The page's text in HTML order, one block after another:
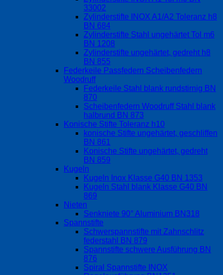
33002
Zylinderstifte INOX A1/A2 Toleranz h8
BN 684
Zylinderstifte Stahl ungehärtet Tol m6
BN 1208
Zylinderstifte ungehärtet, gedreht h8
BN 855
Federkeile Passfedern Scheibenfedern
Woodruff
Federkeile Stahl blank rundstirnig BN
870
Scheibenfedern Woodruff Stahl blank
halbrund BN 873
Konische Stifte Toleranz h10
konische Stifte ungehärtet, geschliffen
BN 861
Konische Stifte ungehärtet, gedreht
BN 859
Kugeln
Kugeln Inox Klasse G40 BN 1353
Kugeln Stahl blank Klasse G40 BN
869
Nieten
Senkniete 90° Aluminium BN318
Spannstifte
Schwerspannstifte mit Zahnschlitz
federstahl BN 879
Spannstifte schwere Ausführung BN
876
Spiral Spannstifte INOX